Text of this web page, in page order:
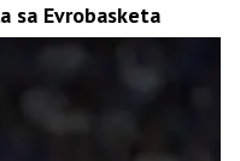
sa Evrobasketa